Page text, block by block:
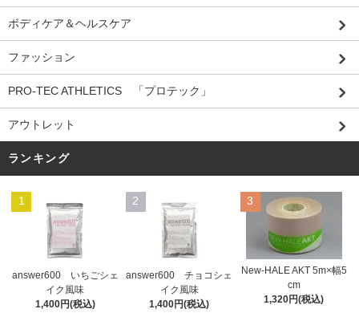
ボディケア＆ヘルスケア
ファッション
PRO-TEC ATHLETICS 「プロテック」
アウトレット
ランキング
1
answer600 いちごシェ
イク風味
1,400円(税込)
2
answer600 チョコシェ
イク風味
1,400円(税込)
3
New-HALE AKT 5m×幅5
cm
1,320円(税込)